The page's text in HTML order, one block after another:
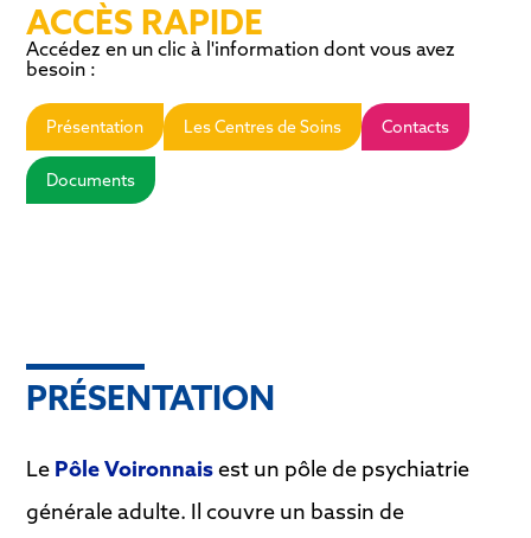
ACCÈS RAPIDE
Accédez en un clic à l'information dont vous avez
besoin :
Présentation Les Centres de Soins Contacts
Documents
PRÉSENTATION
Le Pôle Voironnaisest un pôle de psychiatrie
générale adulte. Il couvre un bassin de